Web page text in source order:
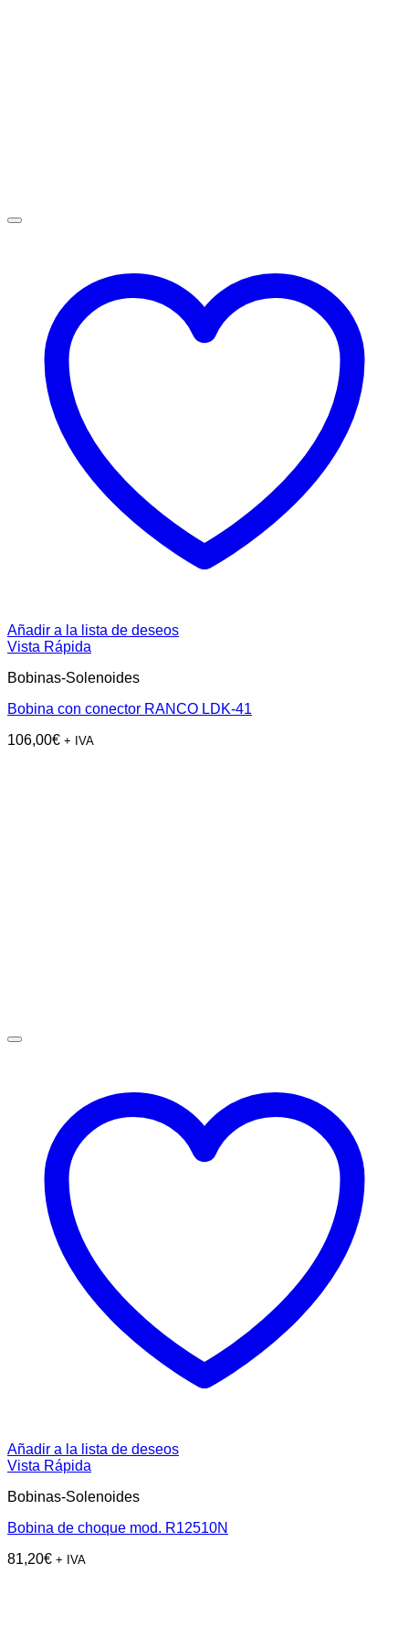
Añadir a la lista de deseos
Vista Rápida
Bobinas-Solenoides
Bobina con conector RANCO LDK-41
106,00€ + IVA
Añadir a la lista de deseos
Vista Rápida
Bobinas-Solenoides
Bobina de choque mod. R12510N
81,20€ + IVA